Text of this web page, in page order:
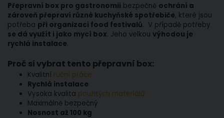
Přepravní box pro gastronomii bezpečně ochrání a
zároveň přepraví různé kuchyňské spotřebiče, které jsou
potřeba při organizaci food festivalů. V případě potřeby
se dá využít i jako mycí box. Jeho velkou výhodou je
rychlá instalace.
Proč si vybrat tento přepravní box:
Kvalitní ruční práce
Rychlá instalace
Vysoka kvalita použitých materiálů
Maximálně bezpečný
Nosnost až 100 kg